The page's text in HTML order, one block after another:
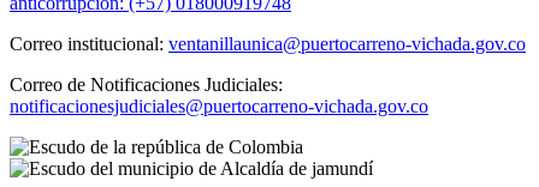
Correo institucional: ventanillaunica@puertocarreno-vichada.gov.co
Correo de Notificaciones Judiciales:
notificacionesjudiciales@puertocarreno-vichada.gov.co